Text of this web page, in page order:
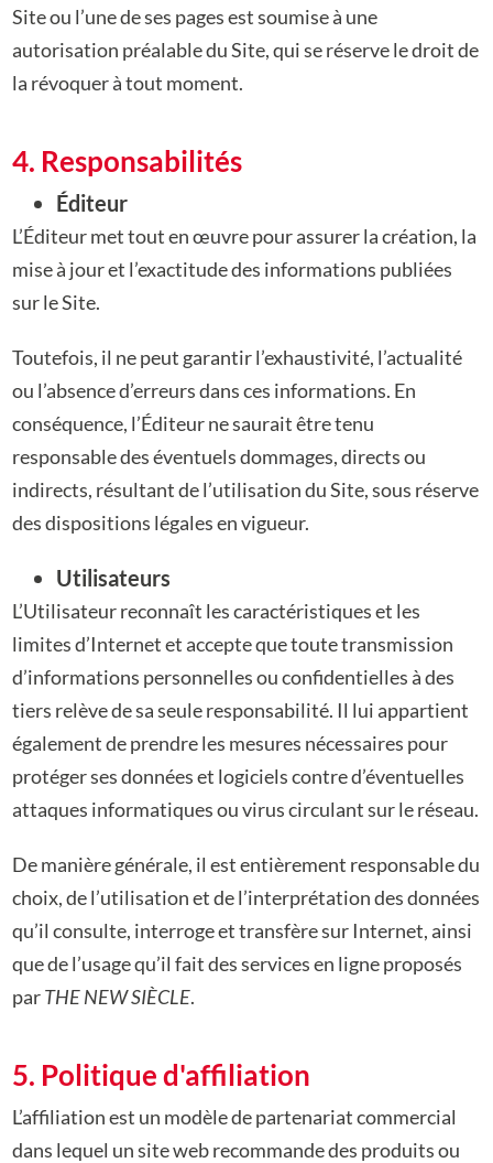
Site ou l’une de ses pages est soumise à une
autorisation préalable du Site, qui se réserve le droit de
la révoquer à tout moment.
4. Responsabilités
Éditeur
L’Éditeur met tout en œuvre pour assurer la création, la
mise à jour et l’exactitude des informations publiées
sur le Site.
Toutefois, il ne peut garantir l’exhaustivité, l’actualité
ou l’absence d’erreurs dans ces informations. En
conséquence, l’Éditeur ne saurait être tenu
responsable des éventuelsdommages, directs ou
indirects, résultant de l’utilisation du Site, sous réserve
des dispositions légales en vigueur.
Utilisateurs
L’Utilisateur reconnaît les caractéristiques et les
limites d’Internet et accepte que toutetransmission
d’informations personnelles ou confidentielles à des
tiers relève de sa seuleresponsabilité. Il lui appartient
également de prendre les mesures nécessaires pour
protégerses données et logiciels contre d’éventuelles
attaques informatiques ou virus circulant sur leréseau.
De manière générale, il est entièrement responsable du
choix, de l’utilisation et del’interprétation des données
qu’il consulte, interroge et transfère sur Internet, ainsi
que del’usage qu’il fait des services en ligne proposés
parTHE NEW SIÈCLE.
5. Politique d'affiliation
L’affiliation est un modèle de partenariat commercial
dans lequel un site web recommande des produits ou